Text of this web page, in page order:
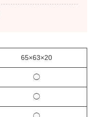
65×63×20
◯
◯